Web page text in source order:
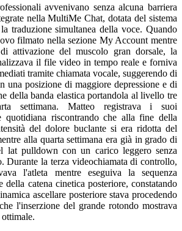
avvenivano senza alcuna barriera
nella MultiMe Chat, dotata del sistema
traduzione simultanea della voce. Quando
filmato nella sezione My Account mentre
attivazione del muscolo gran dorsale, la
il file video in tempo reale e forniva
tramite chiamata vocale, suggerendo di
una posizione di maggiore depressione e di
della banda elastica portandola al livello tre
settimana. Matteo registrava i suoi
quotidiana riscontrando che alla fine della
del dolore buclante si era ridotta del
alla quarta settimana era già in grado di
lat pulldown con un carico leggero senza
Durante la terza videochiamata di controllo,
l'atleta mentre eseguiva la sequenza
della catena cinetica posteriore, constatando
ascellare posteriore stava procedendo
l'inserzione del grande rotondo mostrava